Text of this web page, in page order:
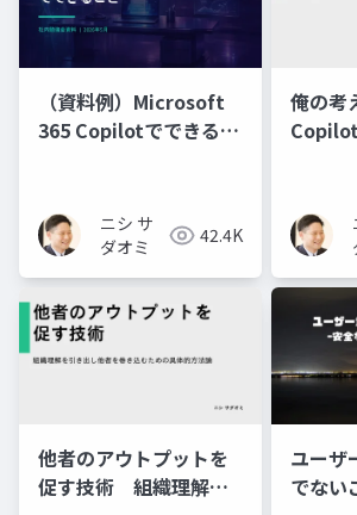
（資料例）Microsoft
365 Copilotでできるこ
ニシ サ
ダオミ
42.4K
俺の考
タイル
他者のアウトプットを
促す技術 組織理解を
ユーザ
でない